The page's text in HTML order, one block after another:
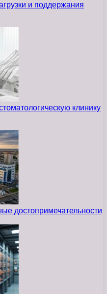
и поддержания
клинику
достопримечательности